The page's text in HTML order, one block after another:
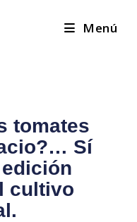
Menú
tomates
Sí
cultivo